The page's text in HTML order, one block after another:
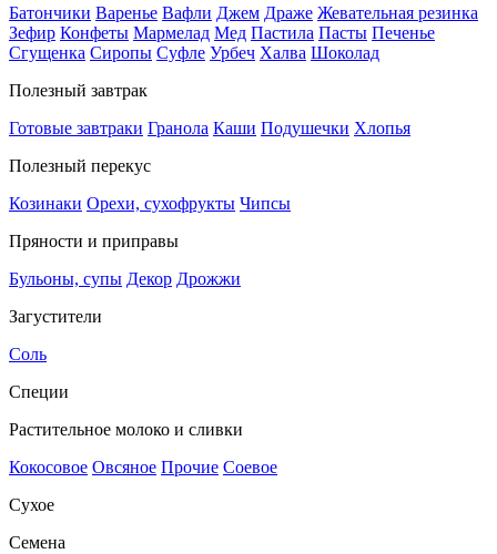
Батончики Варенье Вафли Джем Драже Жевательная резинка
Зефир Конфеты Мармелад Мед Пастила Пасты Печенье
Сгущенка Сиропы Суфле Урбеч Халва Шоколад
Полезный завтрак
Готовые завтраки Гранола Каши Подушечки Хлопья
Полезный перекус
Козинаки Орехи, сухофрукты Чипсы
Пряности и приправы
Бульоны, супы Декор Дрожжи
Загустители
Соль
Специи
Растительное молоко и сливки
Кокосовое Овсяное Прочие Соевое
Сухое
Семена